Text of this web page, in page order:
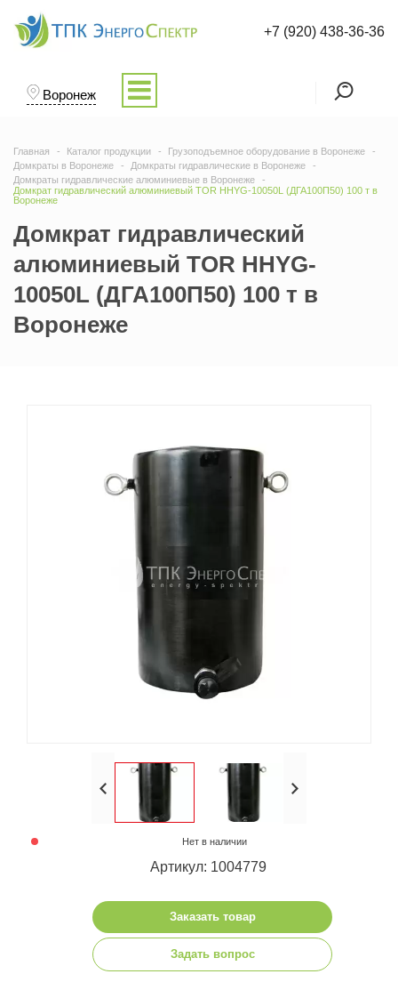
Воронеж
+7 (920) 438-36-36
Главная Каталог продукции
Грузоподъемное оборудование в Воронеже
Домкраты в Воронеже
Домкраты гидравлические в Воронеже
Домкраты гидравлические алюминиевые в Воронеже
Домкрат гидравлический алюминиевый TOR HHYG-10050L (ДГА100П50) 100 т в
Воронеже
Домкрат гидравлический
алюминиевый TOR HHYG-
10050L (ДГА100П50) 100 т в
Воронеже
Нет в наличии
Артикул: 1004779
Заказать товар
Задать вопрос